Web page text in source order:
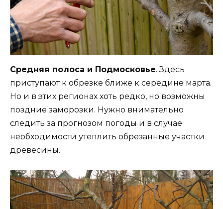
Средняя полоса и Подмосковье. Здесь
приступают к обрезке ближе к середине марта.
Но и в этих регионах хоть редко, но возможны
поздние заморозки. Нужно внимательно
следить за прогнозом погоды и в случае
необходимости утеплить обрезанные участки
древесины.